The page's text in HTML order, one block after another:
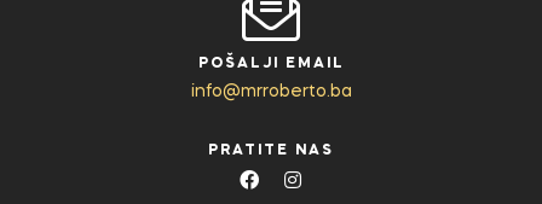
POŠALJI EMAIL
info@mrroberto.ba
PRATITE NAS